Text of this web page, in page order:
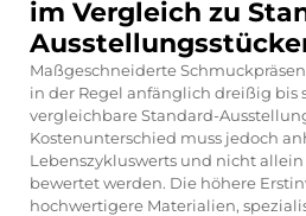
im Vergleich zu
Maßgeschneiderte
in der Regel anfänglich dreißig bis
vergleichbare Standard-
Kostenunterschied muss jedoch
Lebenszykluswerts und nicht
bewertet werden. Die höhere
hochwertigere Materialien,